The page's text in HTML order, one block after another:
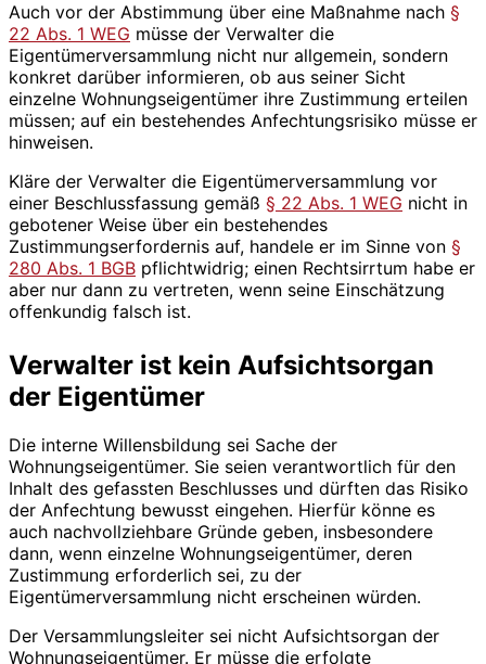
Auch vor der Abstimmung über eine Maßnahme nach §
22 Abs. 1 WEG müsse der Verwalter die
Eigentümerversammlung nicht nur allgemein, sondern
konkret darüber informieren, ob aus seiner Sicht
einzelne Wohnungseigentümer ihre Zustimmung erteilen
müssen; auf ein bestehendes Anfechtungsrisiko müsse er
hinweisen.
Kläre der Verwalter die Eigentümerversammlung vor
einer Beschlussfassung gemäß § 22 Abs. 1 WEG nicht in
gebotener Weise über ein bestehendes
Zustimmungserfordernis auf, handele er im Sinne von §
280 Abs. 1 BGB pflichtwidrig; einen Rechtsirrtum habe er
aber nur dann zu vertreten, wenn seine Einschätzung
offenkundig falsch ist.
Verwalter ist kein Aufsichtsorgan
der Eigentümer
Die interne Willensbildung sei Sache der
Wohnungseigentümer. Sie seien verantwortlich für den
Inhalt des gefassten Beschlusses und dürften das Risiko
der Anfechtung bewusst eingehen. Hierfür könne es
auch nachvollziehbare Gründe geben, insbesondere
dann, wenn einzelne Wohnungseigentümer, deren
Zustimmung erforderlich sei, zu der
Eigentümerversammlung nicht erscheinen würden.
Der Versammlungsleiter sei nicht Aufsichtsorgan der
Wohnungseigentümer. Er müsse die erfolgte